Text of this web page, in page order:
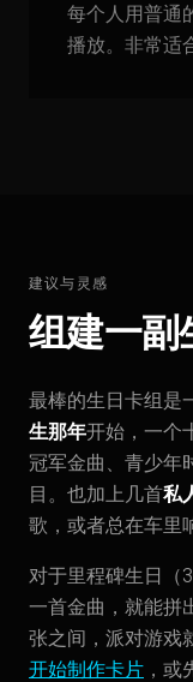
每个人用普通
播放。非常适
建议与灵感
组建一副
最棒的生日卡组是
生那年开始，一个
冠军金曲、青少年
目。也加上几首私
歌，或者总在车里
对于里程碑生日（
一首金曲，就能拼
张之间，派对游戏
开始制作卡片 ，或